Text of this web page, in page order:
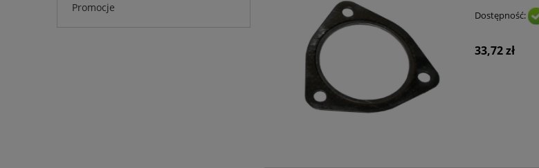
Promocje
Dostępność:
33,72 zł